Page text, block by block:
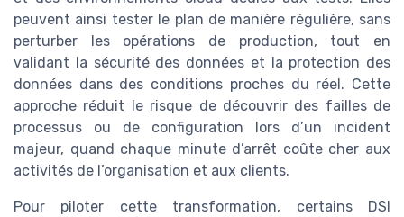
peuvent ainsi tester le plan de manière régulière, sans
perturber les opérations de production, tout en
validant la sécurité des données et la protection des
données dans des conditions proches du réel. Cette
approche réduit le risque de découvrir des failles de
processus ou de configuration lors d’un incident
majeur, quand chaque minute d’arrêt coûte cher aux
activités de l’organisation et aux clients.
Pour piloter cette transformation, certains DSI